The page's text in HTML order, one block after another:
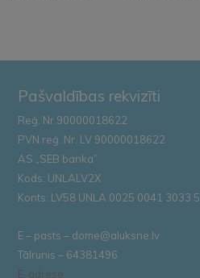
Pašvaldības rekvizīti
Reģ. Nr.90000018622
PVN reģ. Nr. LV 90000018622
AS „SEB banka”
Kods: UNLALV2X
Konts: LV58 UNLA 0025 0041 3033 5
E – pasts – dome@aluksne.lv
Tālrunis – 64381496
E-adrese